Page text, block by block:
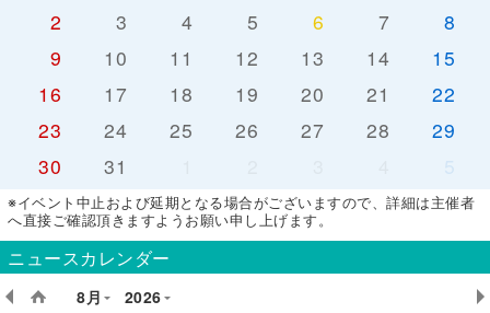
2
3 4 5 6 7
8
9
10 11 12 13 14
15
16
17 18 19 20 21
22
23
24 25 26 27 28
29
30
31 5
※イベント中止および延期となる場合がございますので、詳細は主催者
へ直接ご確認頂きますようお願い申し上げます。
ニュースカレンダー
8月
2026